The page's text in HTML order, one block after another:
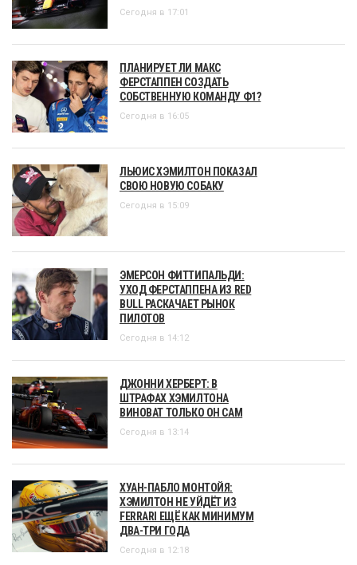
Сегодня в 17:01
ПЛАНИРУЕТ ЛИ МАКС
ФЕРСТАППЕН СОЗДАТЬ
СОБСТВЕННУЮ КОМАНДУ Ф1?
Сегодня в 16:05
ЛЬЮИС ХЭМИЛТОН ПОКАЗАЛ
СВОЮ НОВУЮ СОБАКУ
Сегодня в 15:09
ЭМЕРСОН ФИТТИПАЛЬДИ:
УХОД ФЕРСТАППЕНА ИЗ RED
BULL РАСКАЧАЕТ РЫНОК
ПИЛОТОВ
Сегодня в 14:12
ДЖОННИ ХЕРБЕРТ: В
ШТРАФАХ ХЭМИЛТОНА
ВИНОВАТ ТОЛЬКО ОН САМ
Сегодня в 13:14
ХУАН-ПАБЛО МОНТОЙЯ:
ХЭМИЛТОН НЕ УЙДЁТ ИЗ
FERRARI ЕЩЁ КАК МИНИМУМ
ДВА-ТРИ ГОДА
Сегодня в 12:18